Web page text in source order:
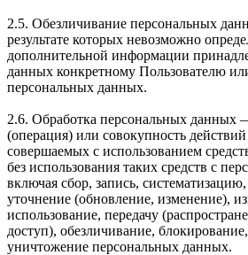
2.5. Обезличивание персональных
результате которых невозможно
дополнительной информации
данных конкретному Пользователю
персональных данных.
2.6. Обработка персональных данных
(операция) или совокупность
совершаемых с использованием
без использования таких средств с
включая сбор, запись,
уточнение (обновление, изменение),
использование, передачу
доступ), обезличивание,
уничтожение персональных данных.